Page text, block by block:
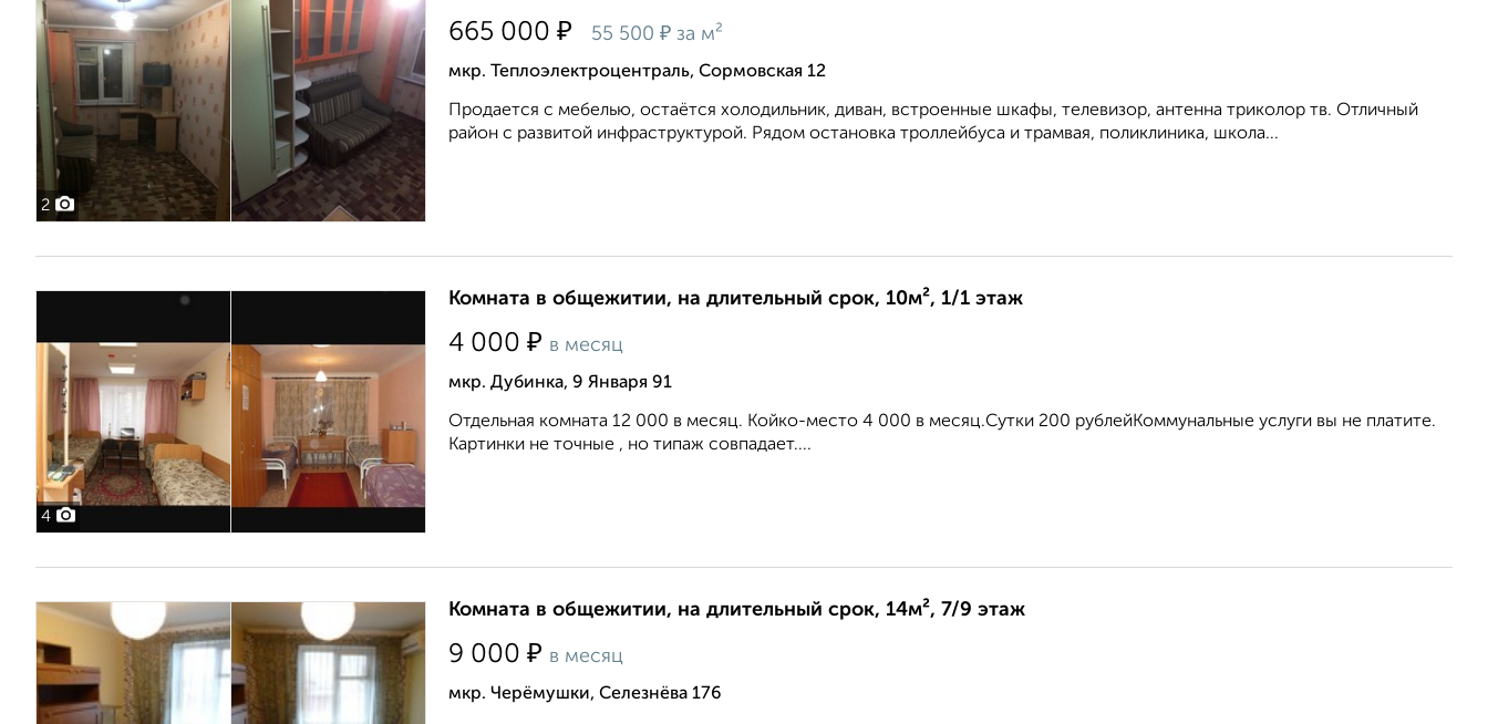
2
665 000 ₽ 55 500 ₽ за м²
мкр. Теплоэлектроцентраль, Сормовская 12
Продается с мебелью, остаётся холодильник, диван, встроенные шкафы, телевизор, антенна триколор тв. Отличный
район с развитой инфраструктурой. Рядом остановка троллейбуса и трамвая, поликлиника, школа...
4
Комната в общежитии, на длительный срок, 10м², 1/1 этаж
4 000 ₽ в месяц
мкр. Дубинка, 9 Января 91
Отдельная комната 12 000 в месяц. Койко-место 4 000 в месяц.Сутки 200 рублейКоммунальные услуги вы не платите.
Картинки не точные , но типаж совпадает....
Комната в общежитии, на длительный срок, 14м², 7/9 этаж
9 000 ₽ в месяц
мкр. Черёмушки, Селезнёва 176